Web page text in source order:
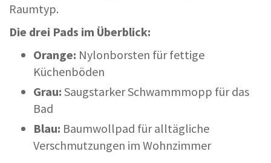
Raumtyp.
Die drei Pads im Überblick:
Orange: Nylonborsten für fettige
Küchenböden
Grau: Saugstarker Schwammmopp für das
Bad
Blau: Baumwollpad für alltägliche
Verschmutzungen im Wohnzimmer